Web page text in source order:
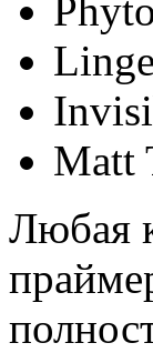
Matt
Любая